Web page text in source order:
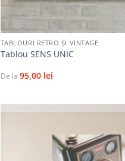
TABLOURI RETRO ȘI VINTAGE
Tablou SENS UNIC
De la 95,00 lei